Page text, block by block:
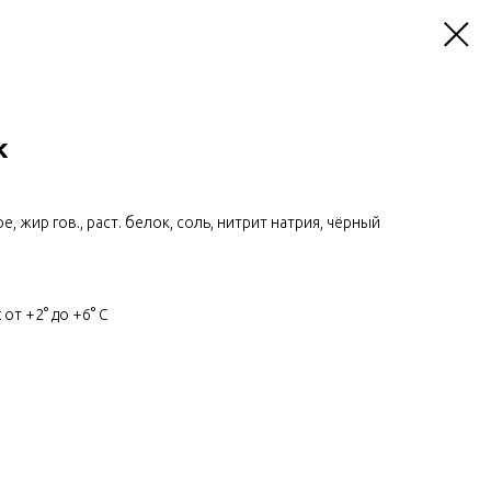
жир гов., раст. белок, соль, нитрит натрия, чёрный
+2° до +6° C